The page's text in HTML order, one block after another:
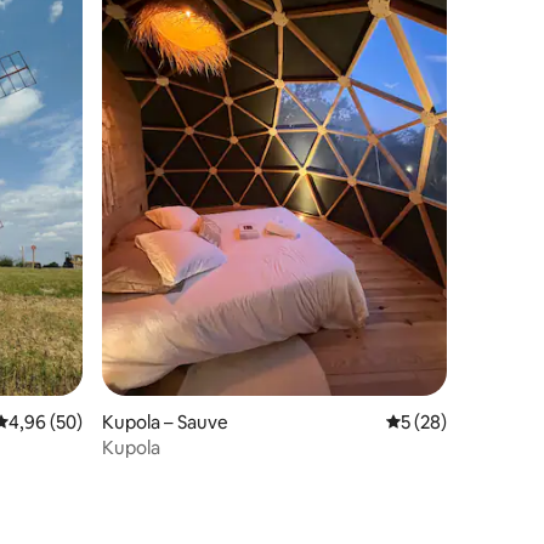
ocjena: 4,96/5, recenzija: 50
4,96 (50)
Kupola – Sauve Prosječna ocjena:
5 (28)
Kupola